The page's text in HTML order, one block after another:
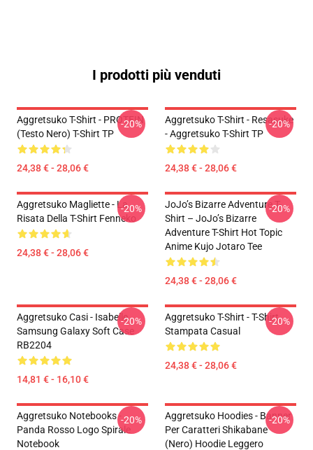
I prodotti più venduti
Aggretsuko T-Shirt - PROTEIN
(testo Nero) T-Shirt TP
24,38 € - 28,06 €
-20%
Aggretsuko T-Shirt - Resasuke
- Aggretsuko T-Shirt TP
24,38 € - 28,06 €
-20%
Aggretsuko Magliette - La
Risata Della T-Shirt Fenneko
24,38 € - 28,06 €
-20%
JoJo’s Bizarre Adventure T-
Shirt – JoJo’s Bizarre
Adventure T-Shirt Hot Topic
Anime Kujo Jotaro Tee
24,38 € - 28,06 €
-20%
Aggretsuko Casi - Isabelle
Samsung Galaxy Soft Case
RB2204
14,81 € - 16,10 €
-20%
Aggretsuko T-Shirt - T-Shirt
Stampata Casual
24,38 € - 28,06 €
-20%
Aggretsuko Notebooks -
Panda Rosso Logo Spirale
Notebook
-20%
Aggretsuko Hoodies - Banner
Per Caratteri Shikabane
(nero) Hoodie Leggero
-20%